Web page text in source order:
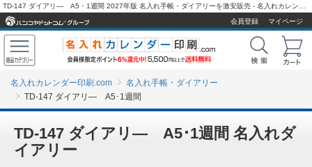
会員登録
マイページ
名入れカレンダー印刷.com
名入れ手帳・ダイアリー
TD-147 ダイアリ― A5･1週間
TD-147 ダイアリ― A5･1週間 名入れダ
イアリー